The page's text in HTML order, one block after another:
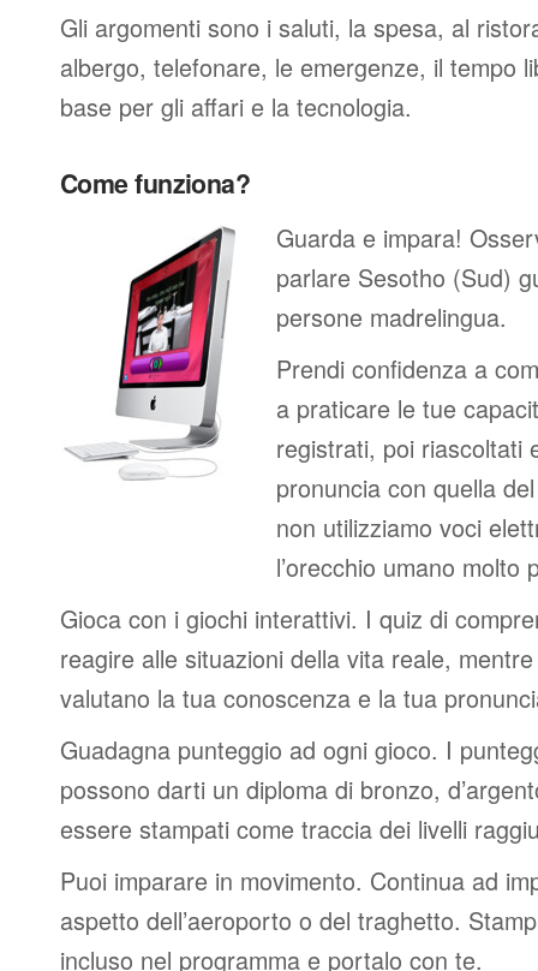
Gli argomenti sono i saluti, la spesa, al
albergo, telefonare, le emergenze, il tempo
base per gli affari e la tecnologia.
Come funziona?
Guarda e impara!
parlare Sesotho (Sud)
persone madrelingua.
Prendi confidenza a
a praticare le tue
registrati, poi riascoltati
pronuncia con quella
non utilizziamo voci
l’orecchio umano molto
Gioca con i giochi interattivi. I quiz di
reagire alle situazioni della vita reale,
valutano la tua conoscenza e la tua
Guadagna punteggio ad ogni gioco. I
possono darti un diploma di bronzo,
essere stampati come traccia dei livelli
Puoi imparare in movimento. Continua ad
aspetto dell’aeroporto o del traghetto.
incluso nel programma e portalo con te.